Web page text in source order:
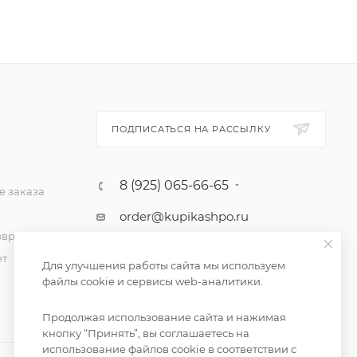
заказа
ПОДПИСАТЬСЯ НА РАССЫЛКУ
8 (925) 065-66-65
order@kupikashpo.ru
Для улучшения работы сайта мы используем
файлы cookie и сервисы web-аналитики.
Продолжая использование сайта и нажимая
кнопку “Принять”, вы соглашаетесь на
использование файлов cookie в соответствии с